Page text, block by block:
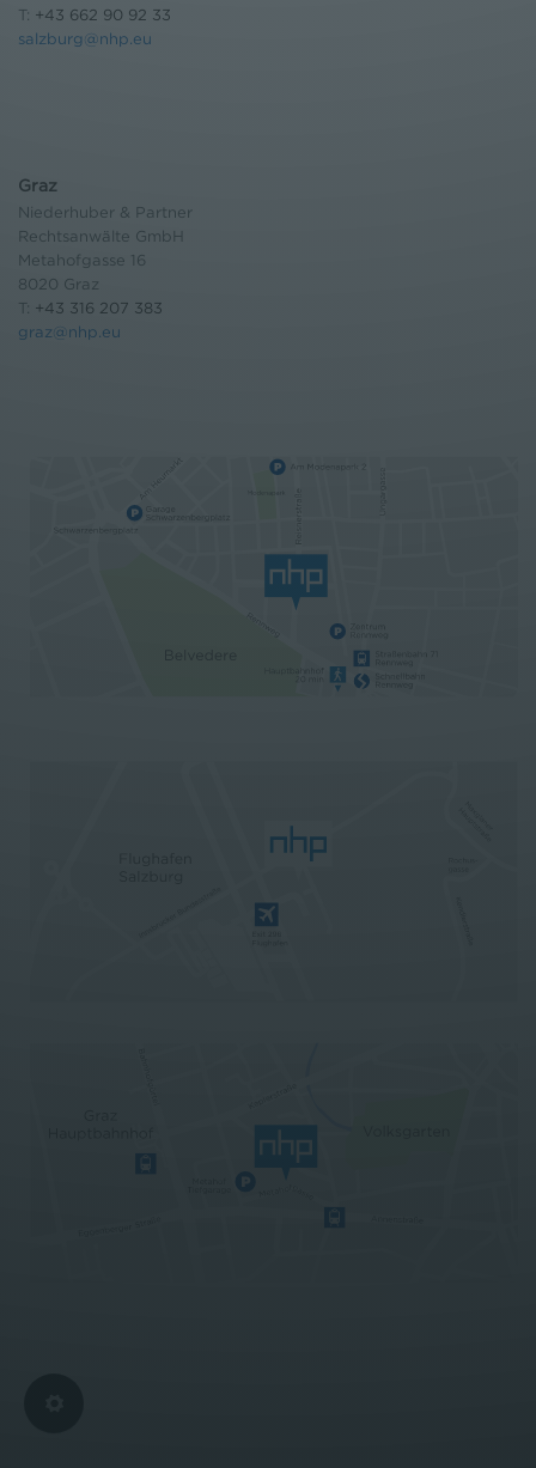
T: +43 662 90 92 33
salzburg@nhp.eu
Graz
Niederhuber & Partner
Rechtsanwälte GmbH
Metahofgasse 16
8020 Graz
T: +43 316 207 383
graz@nhp.eu